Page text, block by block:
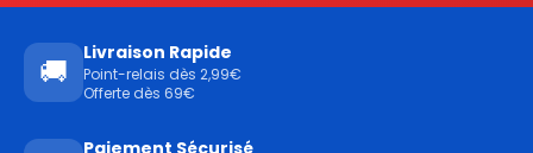
🚚
Livraison Rapide
Point-relais dès 2,99€
Offerte dès 69€
Paiement Sécurisé